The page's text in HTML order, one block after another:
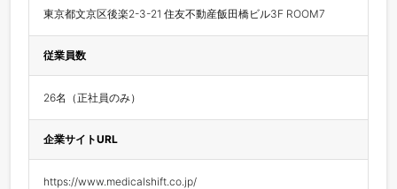
東京都文京区後楽2-3-21 住友不動産飯田橋ビル3F ROOM7
従業員数
26名（正社員のみ）
企業サイトURL
https://www.medicalshift.co.jp/